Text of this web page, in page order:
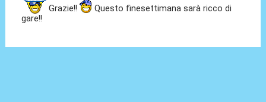
Grazie!!
Questo finesettimana sarà ricco di
gare!!